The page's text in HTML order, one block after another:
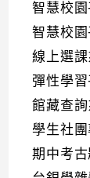
智慧校
智慧校
線上選
彈性學習
館藏查
學生社團
期中考